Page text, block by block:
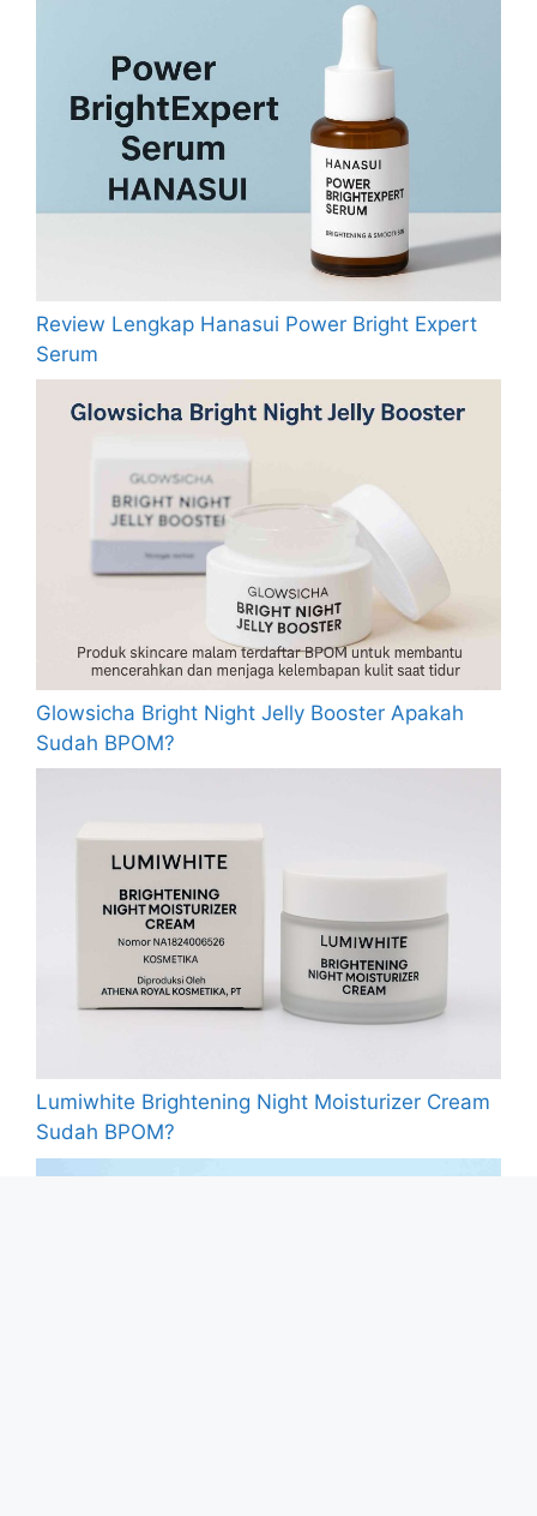
Review Lengkap Hanasui Power Bright Expert
Serum
Glowsicha Bright Night Jelly Booster Apakah
Sudah BPOM?
Lumiwhite Brightening Night Moisturizer Cream
Sudah BPOM?